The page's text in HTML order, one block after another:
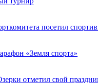
посетил
«Земля спорта»
отметил свой